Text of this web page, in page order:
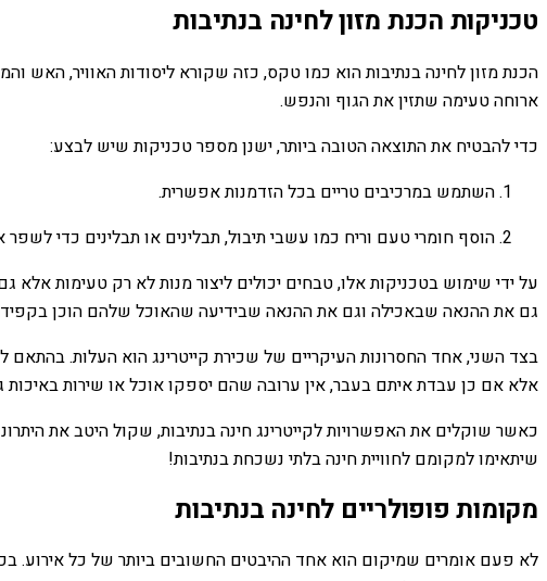
טכניקות הכנת מזון לחינה בנתיבות
הכנת מזון לחינה בנתיבות הוא כמו טקס, כזה שקורא ליסודות האוויר, האש
ארוחה טעימה שתזין את הגוף והנפש.
כדי להבטיח את התוצאה הטובה ביותר, ישנן מספר טכניקות שיש לבצע:
השתמש במרכיבים טריים בכל הזדמנות אפשרית.
הוסף חומרי טעם וריח כמו עשבי תיבול, תבלינים או תבלינים כדי
על ידי שימוש בטכניקות אלו, טבחים יכולים ליצור מנות לא רק טעימות אלא
גם את ההנאה שבאכילה וגם את ההנאה שבידיעה שהאוכל שלהם הוכן
בצד השני, אחד החסרונות העיקריים של שכירת קייטרינג הוא העלות. בהתאם
אלא אם כן עבדת איתם בעבר, אין ערובה שהם יספקו אוכל או שירות באיכות
כאשר שוקלים את האפשרויות לקייטרינג חינה בנתיבות, שקול היטב את
שיתאימו למקומם לחוויית חינה בלתי נשכחת בנתיבות!
מקומות פופולריים לחינה בנתיבות
לא פעם אומרים שמיקום הוא אחד ההיבטים החשובים ביותר של כל אירוע.